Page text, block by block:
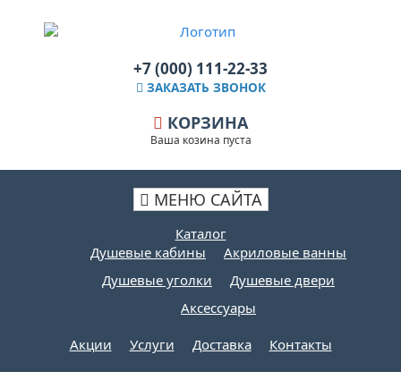
+7 (000) 111-22-33
ЗАКАЗАТЬ ЗВОНОК
КОРЗИНА
Ваша козина пуста
МЕНЮ САЙТА
Каталог
Душевые кабины
Акриловые ванны
Душевые уголки
Душевые двери
Аксессуары
Акции Услуги Доставка Контакты